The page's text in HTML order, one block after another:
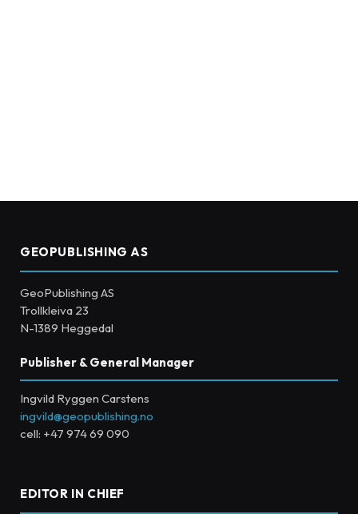
GEOPUBLISHING AS
GeoPublishing AS
Trollkleiva 23
N-1389 Heggedal
Publisher & General Manager
Ingvild Ryggen Carstens
ingvild@geopublishing.no
cell: +47 974 69 090
EDITOR IN CHIEF